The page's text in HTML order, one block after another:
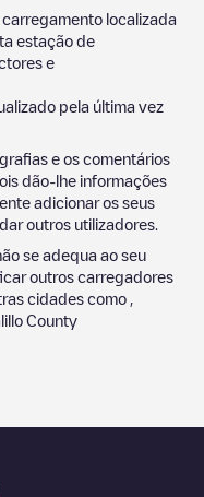
localizada
estação de
e
pela última vez
e os comentários
dão-lhe informações
adicionar os seus
outros utilizadores.
se adequa ao seu
outros carregadores
cidades como ,
County